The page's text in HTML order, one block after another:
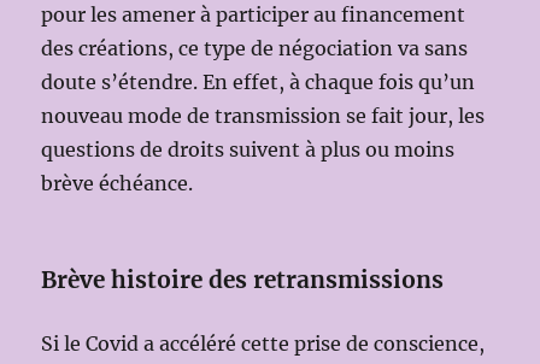
pour les amener à participer au financement
des créations, ce type de négociation va sans
doute s’étendre. En effet, à chaque fois qu’un
nouveau mode de transmission se fait jour, les
questions de droits suivent à plus ou moins
brève échéance.
Brève histoire des retransmissions
Si le Covid a accéléré cette prise de conscience,